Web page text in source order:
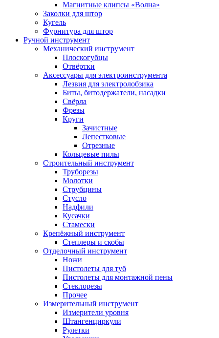
Магнитные клипсы «Волна»
Заколки для штор
Кугель
Фурнитура для штор
Ручной инструмент
Механический инструмент
Плоскогубцы
Отвёртки
Аксессуары для электроинструмента
Лезвия для электролобзика
Биты, битодержатели, насадки
Свёрла
Фрезы
Круги
Зачистные
Лепестковые
Отрезные
Кольцевые пилы
Строительный инструмент
Труборезы
Молотки
Струбцины
Стусло
Надфили
Кусачки
Стамески
Крепёжный инструмент
Степлеры и скобы
Отделочный инструмент
Ножи
Пистолеты для туб
Пистолеты для монтажной пены
Стеклорезы
Прочее
Измерительный инструмент
Измерители уровня
Штангенциркули
Рулетки